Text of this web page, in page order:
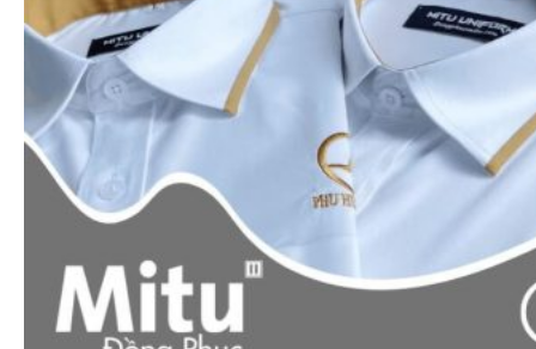
Xem nhanh
Áo thun polo
Áo thun cổ trụ 1 sọc (Đủ 9 màu áo)
65.000